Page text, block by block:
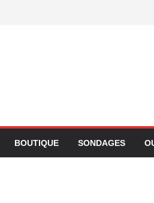
BOUTIQUE SONDAGES